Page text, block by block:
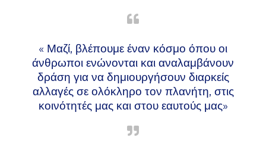
« Μαζί, βλέπουμε έναν κόσμο όπου οι
άνθρωποι ενώνονται και αναλαμβάνουν
δράση για να δημιουργήσουν διαρκείς
αλλαγές σε ολόκληρο τον πλανήτη, στις
κοινότητές μας και στου εαυτούς μας»